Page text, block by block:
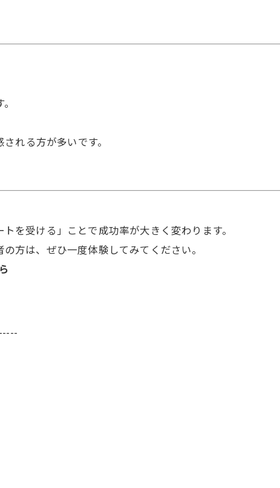
れる方が多いです。
を受ける」ことで成功率が大きく変わります。
方は、ぜひ一度体験してみてください。